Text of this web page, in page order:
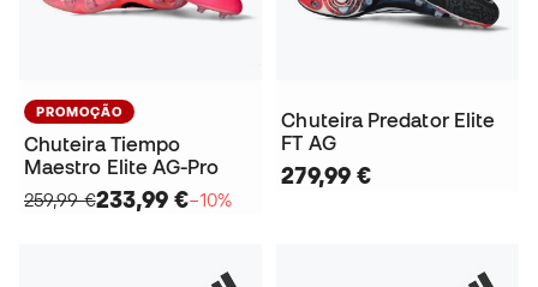
PROMOÇÃO
Chuteira Tiempo
Maestro Elite AG-Pro
259,99 €233,99 €−10%
Chuteira Predator Elite
FT AG
279,99 €